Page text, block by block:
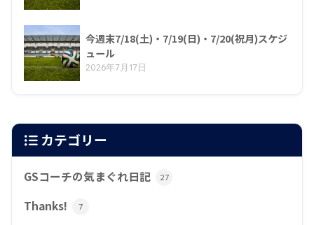
今週末7/18(土)・7/19(日)・7/20(祝月)スケジ
ュール
2026年7月17日
カテゴリー
GSコーチの気まぐれ日記 27
Thanks! 7